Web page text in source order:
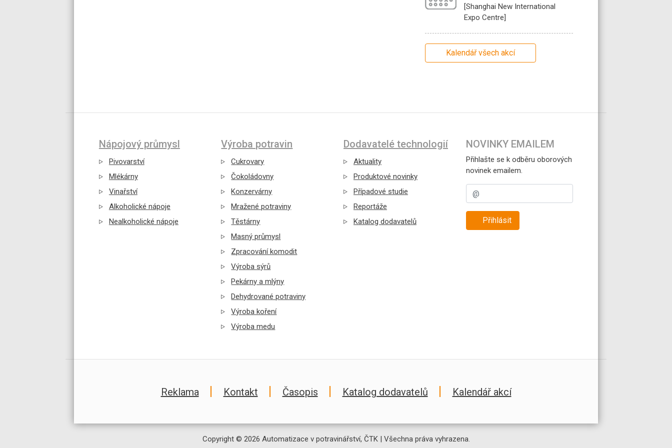
[Shanghai New International
Expo Centre]
Kalendář všech akcí
Nápojový průmysl
Pivovarství
Mlékárny
Vinařství
Alkoholické nápoje
Nealkoholické nápoje
Výroba potravin
Cukrovary
Čokoládovny
Konzervárny
Mražené potraviny
Těstárny
Masný průmysl
Zpracování komodit
Výroba sýrů
Pekárny a mlýny
Dehydrované potraviny
Výroba koření
Výroba medu
Dodavatelé technologií
Aktuality
Produktové novinky
Případové studie
Reportáže
Katalog dodavatelů
NOVINKY EMAILEM
Přihlašte se k odběru oborových
novinek emailem.
Přihlásit
Reklama Kontakt Časopis Katalog dodavatelů Kalendář akcí
Copyright © 2026 Automatizace v potravinářství, ČTK | Všechna práva vyhrazena.